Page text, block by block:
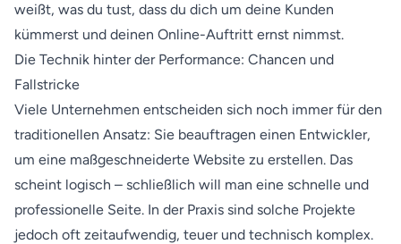
weißt, was du tust, dass du dich um deine Kunden
kümmerst und deinen Online-Auftritt ernst nimmst.
Die Technik hinter der Performance: Chancen und
Fallstricke
Viele Unternehmen entscheiden sich noch immer für den
traditionellen Ansatz: Sie beauftragen einen Entwickler,
um eine maßgeschneiderte Website zu erstellen. Das
scheint logisch – schließlich will man eine schnelle und
professionelle Seite. In der Praxis sind solche Projekte
jedoch oft zeitaufwendig, teuer und technisch komplex.